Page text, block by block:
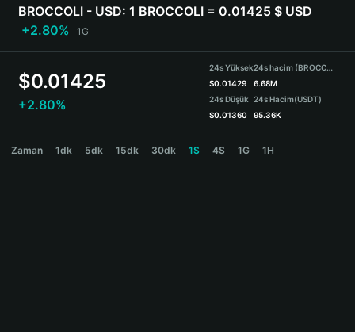
Bahasa Indonesia
ภาษาไทย
हिन्दी
Español
Português (Brasil)
BROCCOLI - USD: 1 BROCCOLI = 0.01425 $ USD
+2.80%
1G
$0.01425
+2.80%
24s Yüksek
$0.01429
24s Düşük
$0.01360
24s hacim (BROCCOLI)
6.68M
24s Hacim(USDT)
95.36K
Zaman 1dk 5dk 15dk 30dk 1S 4S 1G 1H